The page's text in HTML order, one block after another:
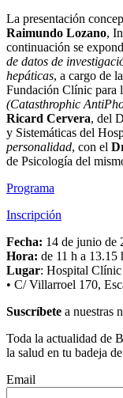
La presentación
Raimundo Lozano,
continuación se
de datos de
hepáticas, a cargo de la
Fundación Clínic para
(Catasthrophic
Ricard Cervera, del
y Sistemáticas del
personalidad, con el
de Psicología del
Programa
Inscripción
Fecha: 14 de junio de
Hora: de 11 h a 13.15
Lugar: Hospital Clínic
• C/ Villarroel 170,
Suscríbete a nuestras
Toda la actualidad de
la salud en tu badeja
Email